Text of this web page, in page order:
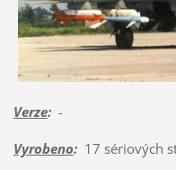
Verze:-
Vyrobeno:17 sériových